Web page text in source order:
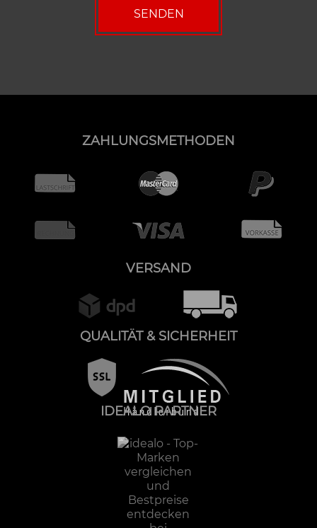
ZAHLUNGSMETHODEN
VERSAND
QUALITÄT & SICHERHEIT
IDEALO PARTNER